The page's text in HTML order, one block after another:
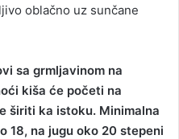
oblačno uz sunčane
sa grmljavinom na
kiša će početi na
širiti ka istoku. Minimalna
18, na jugu oko 20 stepeni